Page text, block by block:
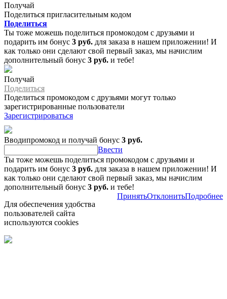
Получай
Поделиться пригласительным кодом
Поделиться
Ты тоже можешь поделиться промокодом с друзьями и
подарить им бонус 3 руб. для заказа в нашем приложении! И
как только они сделают свой первый заказ, мы начислим
дополнительный бонус 3 руб. и тебе!
Получай
Поделиться
Поделиться промокодом с друзьями могут только
зарегистрированные пользователи
Зарегистрироваться
Вводипромокод и получай бонус 3 руб.
Ввести
Ты тоже можешь поделиться промокодом с друзьями и
подарить им бонус 3 руб. для заказа в нашем приложении! И
как только они сделают свой первый заказ, мы начислим
дополнительный бонус 3 руб. и тебе!
Для обеспечения удобства
пользователей сайта
используются cookies
ПринятьОтклонитьПодробнее